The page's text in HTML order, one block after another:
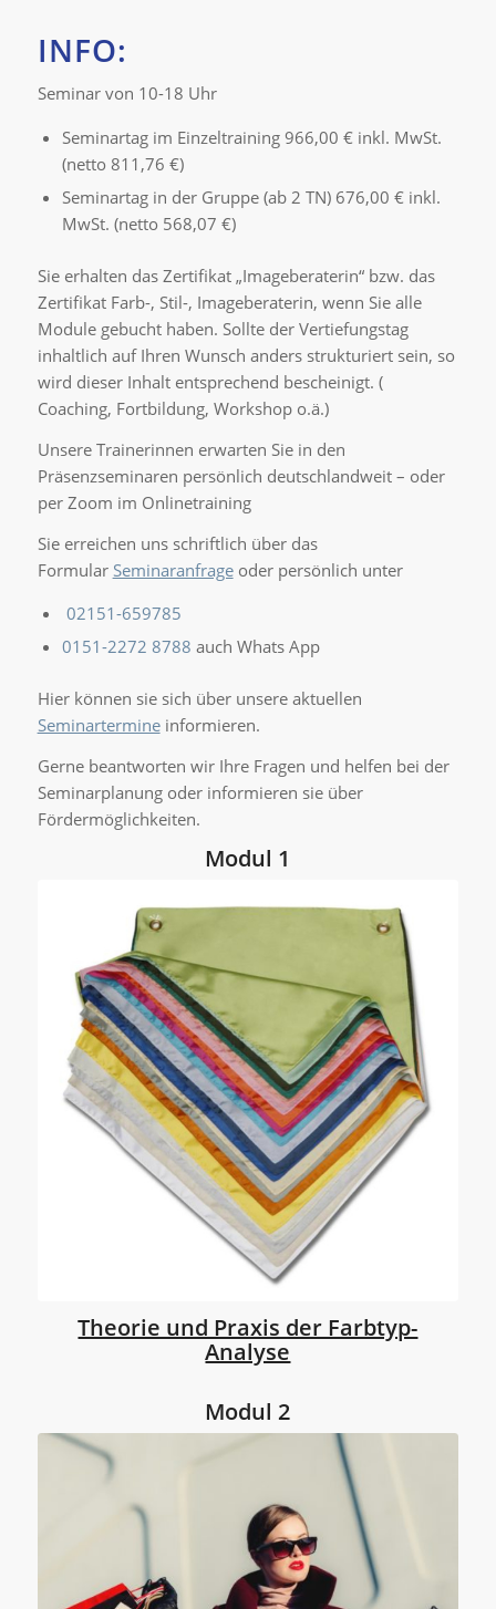
INFO:
Seminar von 10-18 Uhr
Seminartag im Einzeltraining 966,00 € inkl. MwSt.
(netto 811,76 €)
Seminartag in der Gruppe (ab 2 TN) 676,00 € inkl.
MwSt. (netto 568,07 €)
Sie erhalten das Zertifikat „Imageberaterin“ bzw. das
Zertifikat Farb-, Stil-, Imageberaterin, wenn Sie alle
Module gebucht haben. Sollte der Vertiefungstag
inhaltlich auf Ihren Wunsch anders strukturiert sein, so
wird dieser Inhalt entsprechend bescheinigt. (
Coaching, Fortbildung, Workshop o.ä.)
Unsere Trainerinnen erwarten Sie in den
Präsenzseminaren persönlich deutschlandweit – oder
per Zoom im Onlinetraining
Sie erreichen uns schriftlich über das
Formular Seminaranfrageoder persönlich unter
02151-659785
0151-2272 8788 auch Whats App
Hier können sie sich über unsere aktuellen
Seminartermineinformieren.
Gerne beantworten wir Ihre Fragen und helfen bei der
Seminarplanung oder informieren sie über
Fördermöglichkeiten.
Modul 1
Theorie und Praxis der Farbtyp-
Analyse
Modul 2